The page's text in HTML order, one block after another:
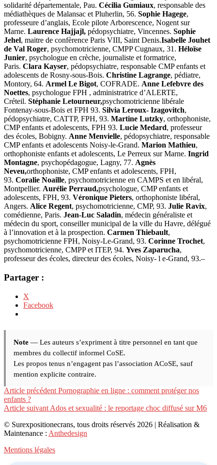
solidarité départementale, Pau. Cécilia Gumiaux, responsable des
médiathèques de Malansac et Pluherlin, 56. Sophie Hagege,
professeure d’anglais, Ecole pilote Arborescence, Nogent sur
Marne. Laurence Hajjajl, pédopsychiatre, Vincennes. Sophie
Jehel, maitre de confèrence Paris VIII, Saint Denis.Isabelle Jouhet
de Val Roger, psychomotricienne, CMPP Cugnaux, 31. Héloïse
Junier, psychologue en crèche, journaliste et formatrice,
Paris. Clara Kayser, pédopsychiatre, responsable CMP enfants et
adolescents de Rosny-sous-Bois. Christine Lagrange, pédiatre,
Montory, 64. Armel Le Bigot, COFRADE. Anne Lefebvre des
Noettes, psychologue FPH , administratrice d’ALERTE,
Créteil. Stéphanie Letourneur,psychomotricienne libérale
Fontenay-sous-Bois et FPH 93. Silvia Leroux- Izagovitch,
pédopsychiatre, CATTP, FPH, 93. Martine Lutzky, orthophoniste,
CMP enfants et adolescents, FPH 93. Lucie Medard, professeur
des écoles, Bobigny. Anne Menvielle, pédopsychiatre, responsable
CMP enfants et adolescents Noisy-le-Grand. Marion Mathieu,
orthophoniste enfants et adolescents, Le Perreux sur Marne. Ingrid
Montagne, psychopédagogue, Lagny, 77. Agnès
Neveu,orthophoniste, CMP enfants et adolescents, FPH,
93. Coralie Noaille, psychomotricienne en CAMPS et en libéral,
Montpellier. Aurélie Perraud,psychologue, CMP enfants et
adolescents, FPH, 93. Véronique Pieters, orthophoniste libéral,
Angers. Alice Regent, psychomotricienne, CMP, 93. Julie Ravix,
comédienne, Paris. Jean-Luc Saladin, médecin généraliste et
médecin du sport, conseiller municipal de la ville du Havre, délégué
à l’innovation et à la prospection. Carmen Thiebault,
psychomotricienne FPH, Noisy-Le-Grand, 93. Corinne Trochet,
psychomotricienne, CMPP et ITEP, 94. Yves Zaparucha,
professeur des écoles, directeur des écoles, Noisy- l e-Grand, 93.–
Partager :
X
Facebook
Note — Les auteurs s’expriment à titre personnel en tant que
membres du collectif informel CoSE.
Les propos tenus n’engagent pas l’association ACoSE, sauf
mention explicite contraire.
Lire
la
Article précédent Pornographie en ligne : comment protéger nos
enfants ?
Article suivant Ados et sexualité : le reportage choc diffusé sur M6
© Surexpositionecrans, tous droits réservés 2026 | Réalisation &
Maintenance : Anthedesign
Mentions légales